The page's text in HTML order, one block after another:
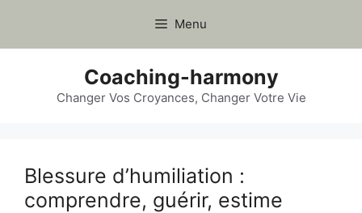
contenu
Menu
Coaching-harmony
Changer Vos Croyances, Changer Votre Vie
Blessure d’humiliation :
comprendre, guérir, estime